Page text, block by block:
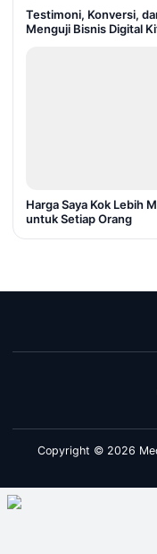
Testimoni, Konversi,
Menguji Bisnis Digital
Harga Saya Kok Lebih
untuk Setiap Orang
Copyright © 2026